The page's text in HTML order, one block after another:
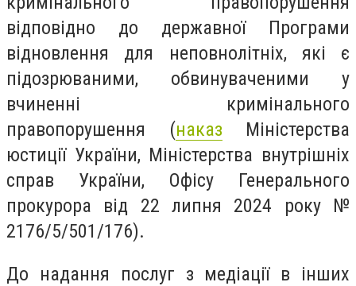
відповідно до державної Програми
відновлення для неповнолітніх, які є
підозрюваними, обвинуваченими у
вчиненні кримінального
правопорушення (наказ Міністерства
юстиції України, Міністерства внутрішніх
справ України, Офісу Генерального
прокурора від 22 липня 2024 року №
2176/5/501/176).
До надання послуг з медіації в інших